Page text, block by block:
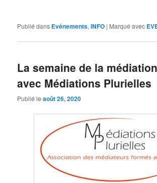
Publié dans Evénements,INFO | Marqué avec
La semaine de la médiation
avec Médiations Plurielles
Publié leaoût 26, 2020